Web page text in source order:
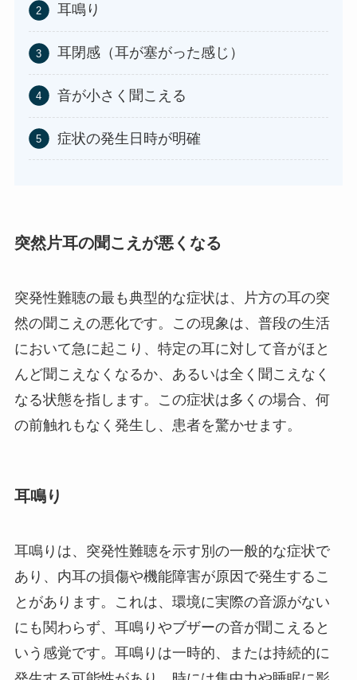
耳鳴り
耳閉感（耳が塞がった感じ）
音が小さく聞こえる
症状の発生日時が明確​​
突然片耳の聞こえが悪くなる
突発性難聴の最も典型的な症状は、片方の耳の突
然の聞こえの悪化です。この現象は、普段の生活
において急に起こり、特定の耳に対して音がほと
んど聞こえなくなるか、あるいは全く聞こえなく
なる状態を指します。この症状は多くの場合、何
の前触れもなく発生し、患者を驚かせます。
耳鳴り
耳鳴りは、突発性難聴を示す別の一般的な症状で
あり、内耳の損傷や機能障害が原因で発生するこ
とがあります。これは、環境に実際の音源がない
にも関わらず、耳鳴りやブザーの音が聞こえると
いう感覚です。耳鳴りは一時的、または持続的に